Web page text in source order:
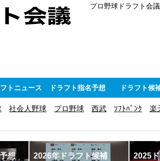
プロ野球ドラフト会
フトニュース ドラフト指名予想 ドラフト候
社会人野球 プロ野球 西武 ｿﾌﾄﾊﾞﾝｸ 楽
想 2026年ドラフト候補 2025